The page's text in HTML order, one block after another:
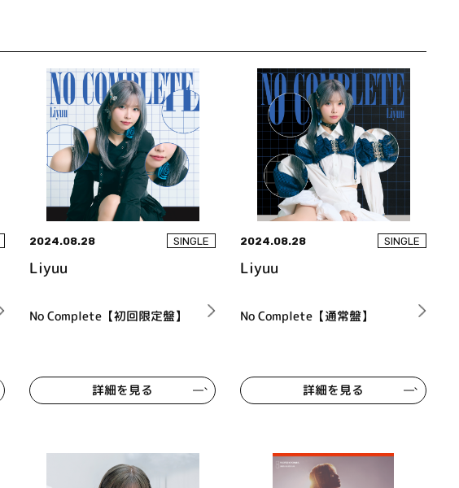
2024.08.28 SINGLE
Liyuu
No Complete【初回限定盤】
詳細を見る
2024.08.28 SINGLE
Liyuu
No Complete【通常盤】
詳細を見る